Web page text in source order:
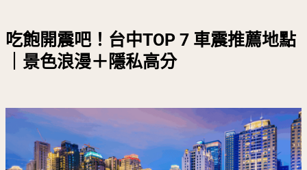
吃飽開震吧！台中TOP 7 車震推薦地點
｜景色浪漫＋隱私高分